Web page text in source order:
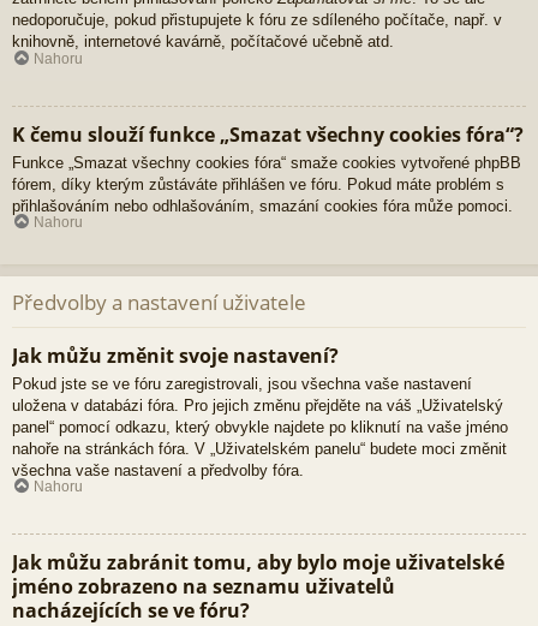
nedoporučuje, pokud přistupujete k fóru ze sdíleného počítače, např. v
knihovně, internetové kavárně, počítačové učebně atd.
Nahoru
K čemu slouží funkce „Smazat všechny cookies fóra“?
Funkce „Smazat všechny cookies fóra“ smaže cookies vytvořené phpBB
fórem, díky kterým zůstáváte přihlášen ve fóru. Pokud máte problém s
přihlašováním nebo odhlašováním, smazání cookies fóra může pomoci.
Nahoru
Předvolby a nastavení uživatele
Jak můžu změnit svoje nastavení?
Pokud jste se ve fóru zaregistrovali, jsou všechna vaše nastavení
uložena v databázi fóra. Pro jejich změnu přejděte na váš „Uživatelský
panel“ pomocí odkazu, který obvykle najdete po kliknutí na vaše jméno
nahoře na stránkách fóra. V „Uživatelském panelu“ budete moci změnit
všechna vaše nastavení a předvolby fóra.
Nahoru
Jak můžu zabránit tomu, aby bylo moje uživatelské
jméno zobrazeno na seznamu uživatelů
nacházejících se ve fóru?